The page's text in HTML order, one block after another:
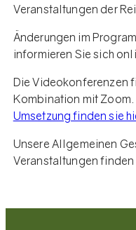
Veranstaltungen der
Änderungen im
informieren Sie sich
Die Videokonferenzen
Kombination mit Zoom.
Umsetzung finden sie
Unsere Allgemeinen
Veranstaltungen